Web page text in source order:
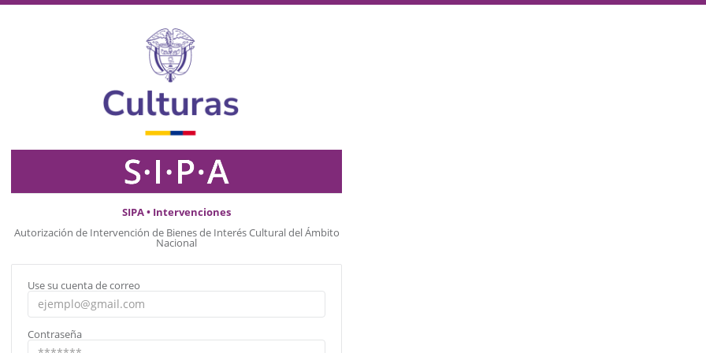
SIPA • Intervenciones
Autorización de Intervención de Bienes de Interés Cultural del Ámbito
Nacional
Use su cuenta de correo
Contraseña